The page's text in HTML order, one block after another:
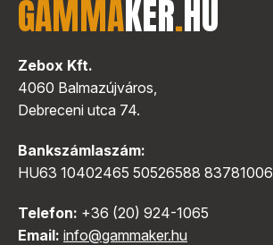
GAMMAKER.HU
Zebox Kft.
4060 Balmazújváros,
Debreceni utca 74.
Bankszámlaszám:
HU63 10402465 50526588 83781006
Telefon: +36 (20) 924-1065
Email: info@gammaker.hu